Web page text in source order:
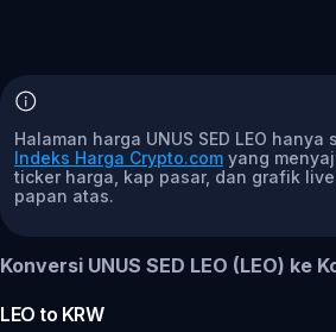
Halaman harga UNUS SED LEO
Indeks Harga Crypto.com yang
ticker harga, kap pasar, dan grafik
papan atas.
Konversi UNUS SED LEO (LEO) ke
LEO to KRW